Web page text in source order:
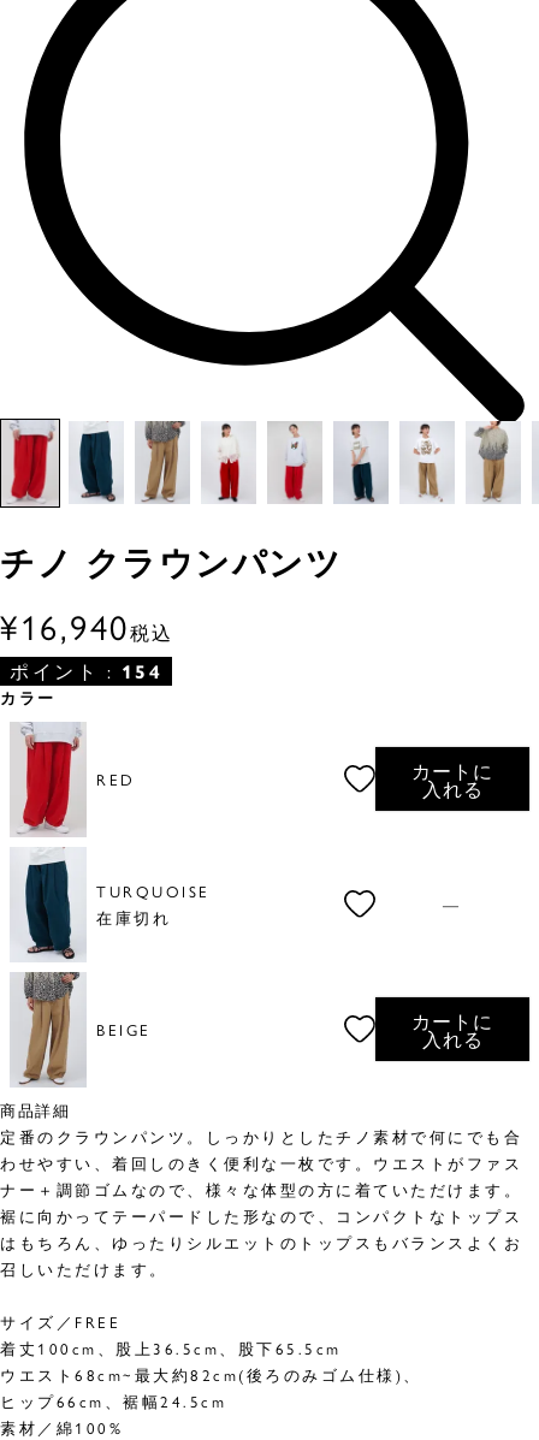
チノ クラウンパンツ
¥16,940税込
ポイント : 154
カラー
RED
カートに
入れる
TURQUOISE
在庫切れ
—
BEIGE
カートに
入れる
商品詳細
定番のクラウンパンツ。しっかりとしたチノ素材で何にでも合
わせやすい、着回しのきく便利な一枚です。ウエストがファス
ナー＋調節ゴムなので、様々な体型の方に着ていただけます。
裾に向かってテーパードした形なので、コンパクトなトップス
はもちろん、ゆったりシルエットのトップスもバランスよくお
召しいただけます。
サイズ／FREE
着丈100cm、股上36.5cm、股下65.5cm
ウエスト68cm~最大約82cm(後ろのみゴム仕様)、
ヒップ66cm、裾幅24.5cm
素材／綿100%